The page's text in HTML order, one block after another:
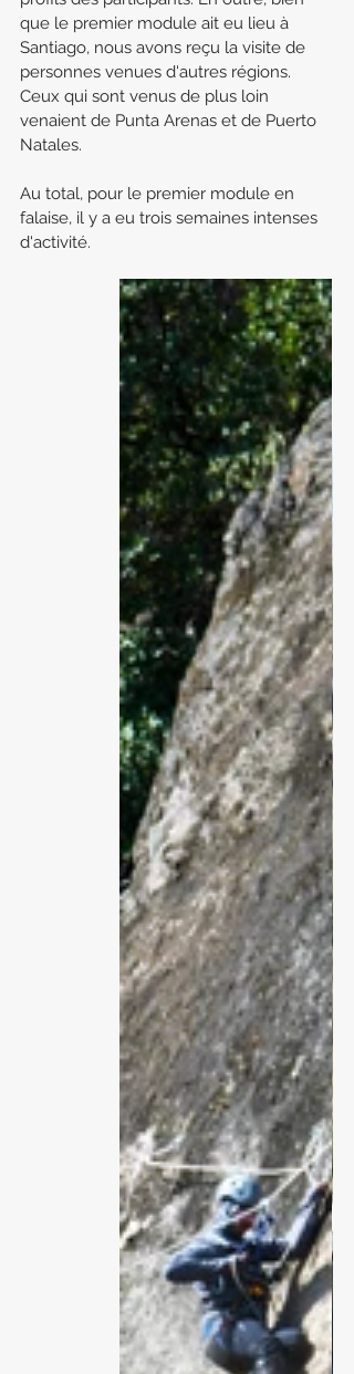
que le premier module ait eu lieu à
Santiago, nous avons reçu la visite de
personnes venues d'autres régions.
Ceux qui sont venus de plus loin
venaient de Punta Arenas et de Puerto
Natales.
Au total, pour le premier module en
falaise, il y a eu trois semaines intenses
d'activité.